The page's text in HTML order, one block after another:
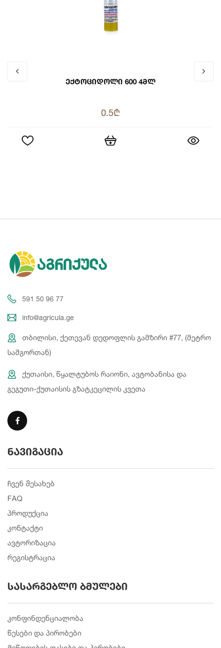
Ექტოციდოლი 600 4მლ
0.5₾
591 50 96 77
info@agricula.ge
თბილისი, ქეთევან დედოფლის გამზირი #77, (მეტრო
სამგორთან)
ქუთაისი, წყალტუბოს რაიონი, ავტობანისა და
გეგუთი-ქუთაისის გზატკეცილის კვეთა
ნავიგაცია
ჩვენ შესახებ
FAQ
პროდუქცია
კონტაქტი
ავტორიზაცია
რეგისტრაცია
სასარგებლო ბმულები
კონფინდენციალობა
წესები და პირობები